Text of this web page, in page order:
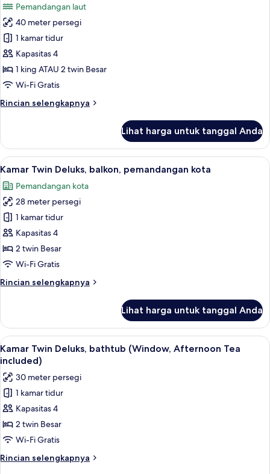
terbatas
(Bathtub
Afternoon
Tea
untuk
Studio
Suite
Mewah,
balkon,
pemandangan
(Bathtub
Tea
included)
Pemandangan laut
40 meter persegi
1 kamar tidur
Kapasitas 4
1 king ATAU 2 twin Besar
Wi-Fi Gratis
Rincian selengkapnya
Rincian
Studio
Suite
Mewah,
pemandangan
laut
(Bathtub
Afternoon
Tea
included)
Lihat harga untuk tanggal Anda
Lihat
semua
foto
untuk
Kamar
Twin
Deluks,
balkon,
kota
Kamar Twin Deluks, balkon,
9
Kamar Twin Deluks, balkon, pemandangan kota
Pemandangan kota
28 meter persegi
1 kamar tidur
Kapasitas 4
2 twin Besar
Wi-Fi Gratis
Rincian selengkapnya
Rincian
Kamar
Twin
Deluks,
balkon,
pemandangan
kota
Lihat harga untuk tanggal Anda
Lihat
semua
foto
untuk
Kamar
Twin
Deluks,
bathtub
(Window,
Afternoon
Kamar Twin Deluks, bathtub
12
Kamar Twin Deluks, bathtub (Window, Afternoon Tea
included)
30 meter persegi
1 kamar tidur
Kapasitas 4
2 twin Besar
Wi-Fi Gratis
Rincian selengkapnya
Rincian